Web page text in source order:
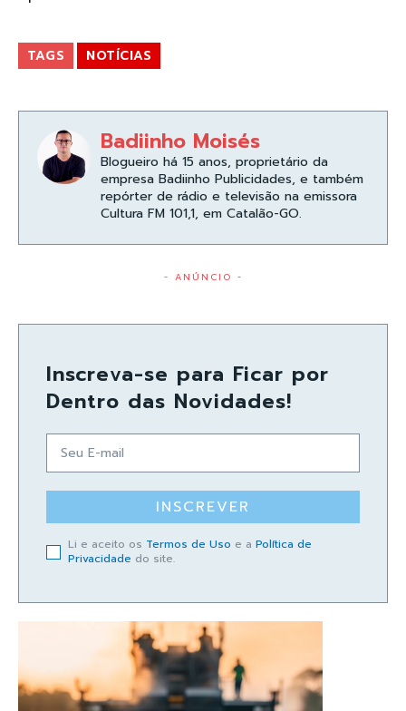
TAGS NOTÍCIAS
Badiinho Moisés
Blogueiro há 15 anos, proprietário da
empresa Badiinho Publicidades, e também
repórter de rádio e televisão na emissora
Cultura FM 101,1, em Catalão-GO.
- ANÚNCIO -
Inscreva-se para Ficar por
Dentro das Novidades!
INSCREVER
Li e aceito os Termos de Uso e a Política de
Privacidade do site.